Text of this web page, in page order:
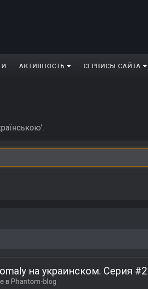
АКТИВНОСТЬ СЕРВИСЫ САЙТА
на украинском. Серия #2
в Phantom-blog